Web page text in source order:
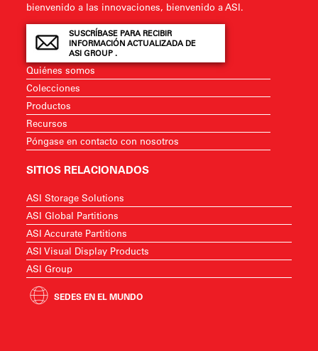
bienvenido a las innovaciones, bienvenido a ASI.
SUSCRÍBASE PARA RECIBIR
INFORMACIÓN ACTUALIZADA DE
ASI GROUP .
Quiénes somos
Colecciones
Productos
Recursos
Póngase en contacto con nosotros
SITIOS RELACIONADOS
ASI Storage Solutions
ASI Global Partitions
ASI Accurate Partitions
ASI Visual Display Products
ASI Group
SEDES EN EL MUNDO